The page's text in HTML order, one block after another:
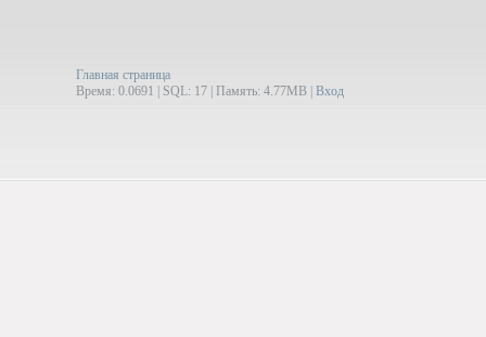
Главная страница
Время: 0.0691 | SQL: 17 | Память: 4.77MB Вход